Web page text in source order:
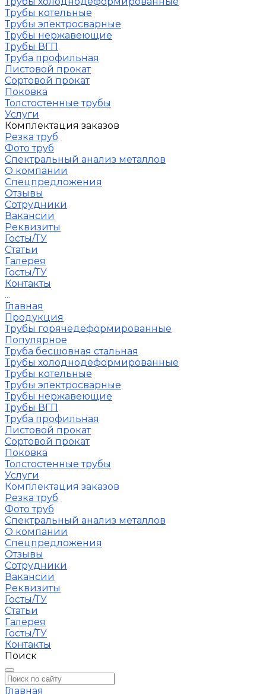
Трубы котельные
Трубы электросварные
Трубы нержавеющие
Трубы ВГП
Труба профильная
Листовой прокат
Сортовой прокат
Поковка
Толстостенные трубы
Услуги
Комплектация заказов
Резка труб
Фото труб
Спектральный анализ металлов
О компании
Спецпредложения
Отзывы
Сотрудники
Вакансии
Реквизиты
Госты/ТУ
Статьи
Галерея
Госты/ТУ
Контакты
...
Главная
Продукция
Трубы горячедеформированные
Популярное
Труба бесшовная стальная
Трубы холоднодеформированные
Трубы котельные
Трубы электросварные
Трубы нержавеющие
Трубы ВГП
Труба профильная
Листовой прокат
Сортовой прокат
Поковка
Толстостенные трубы
Услуги
Комплектация заказов
Резка труб
Фото труб
Спектральный анализ металлов
О компании
Спецпредложения
Отзывы
Сотрудники
Вакансии
Реквизиты
Госты/ТУ
Статьи
Галерея
Госты/ТУ
Контакты
Поиск
Главная